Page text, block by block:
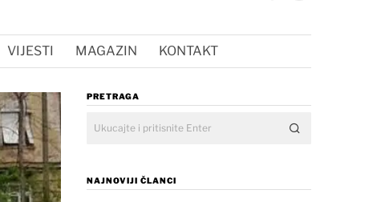
VIJESTI MAGAZIN KONTAKT
PRETRAGA
NAJNOVIJI ČLANCI